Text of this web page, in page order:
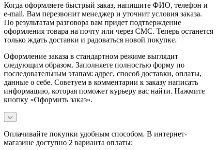
Когда оформляете быстрый заказ, напишите ФИО, телефон и
e-mail. Вам перезвонит менеджер и уточнит условия заказа.
По результатам разговора вам придет подтверждение
оформления товара на почту или через СМС. Теперь останется
только ждать доставки и радоваться новой покупке.
Оформление заказа в стандартном режиме выглядит
следующим образом. Заполняете полностью форму по
последовательным этапам: адрес, способ доставки, оплаты,
данные о себе. Советуем в комментарии к заказу написать
информацию, которая поможет курьеру вас найти. Нажмите
кнопку «Оформить заказ».
Оплачивайте покупки удобным способом. В интернет-
магазине доступно 2 варианта оплаты: